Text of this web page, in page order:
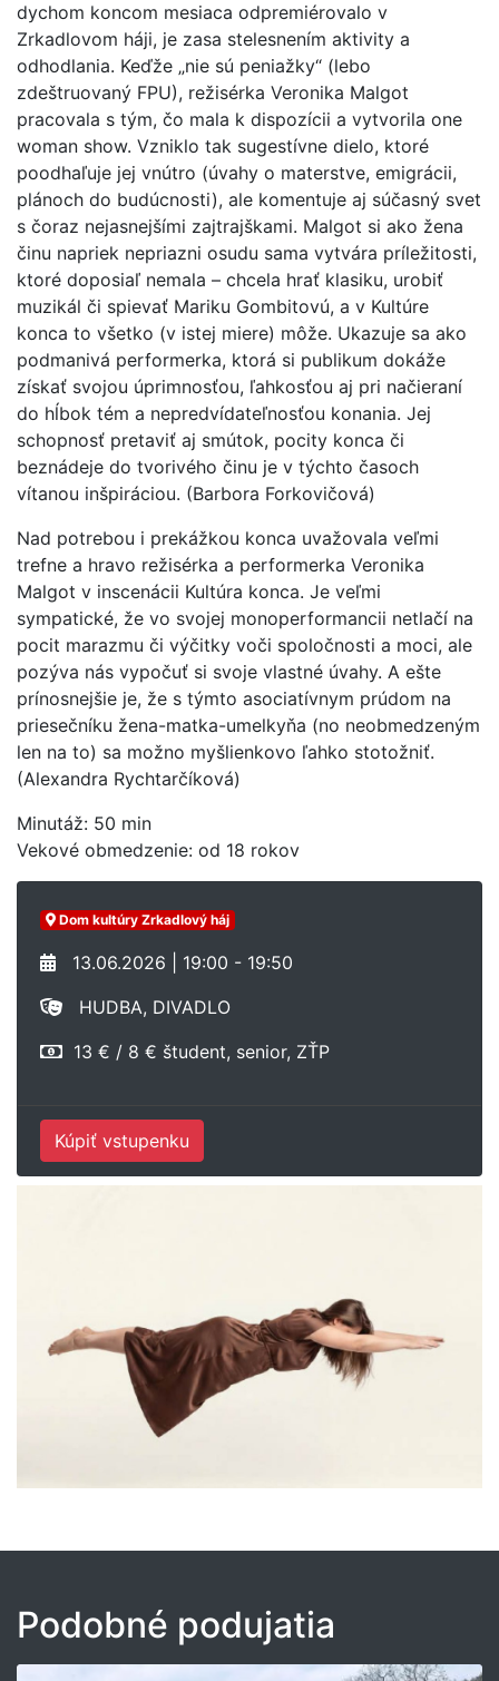
dychom koncom mesiaca odpremiérovalo v
Zrkadlovom háji, je zasa stelesnením aktivity a
odhodlania. Keďže „nie sú peniažky“ (lebo
zdeštruovaný FPU), režisérka Veronika Malgot
pracovala s tým, čo mala k dispozícii a vytvorila one
woman show. Vzniklo tak sugestívne dielo, ktoré
poodhaľuje jej vnútro (úvahy o materstve, emigrácii,
plánoch do budúcnosti), ale komentuje aj súčasný svet
s čoraz nejasnejšími zajtrajškami. Malgot si ako žena
činu napriek nepriazni osudu sama vytvára príležitosti,
ktoré doposiaľ nemala – chcela hrať klasiku, urobiť
muzikál či spievať Mariku Gombitovú, a v Kultúre
konca to všetko (v istej miere) môže. Ukazuje sa ako
podmanivá performerka, ktorá si publikum dokáže
získať svojou úprimnosťou, ľahkosťou aj pri načieraní
do hĺbok tém a nepredvídateľnosťou konania. Jej
schopnosť pretaviť aj smútok, pocity konca či
beznádeje do tvorivého činu je v týchto časoch
vítanou inšpiráciou. (Barbora Forkovičová)
Nad potrebou i prekážkou konca uvažovala veľmi
trefne a hravo režisérka a performerka Veronika
Malgot v inscenácii Kultúra konca. Je veľmi
sympatické, že vo svojej monoperformancii netlačí na
pocit marazmu či výčitky voči spoločnosti a moci, ale
pozýva nás vypočuť si svoje vlastné úvahy. A ešte
prínosnejšie je, že s týmto asociatívnym prúdom na
priesečníku žena-matka-umelkyňa (no neobmedzeným
len na to) sa možno myšlienkovo ľahko stotožniť.
(Alexandra Rychtarčíková)
Minutáž: 50 min
Vekové obmedzenie: od 18 rokov
Dom kultúry Zrkadlový háj
13.06.2026 | 19:00 - 19:50
HUDBA, DIVADLO
13 € / 8 € študent, senior, ZŤP
Kúpiť vstupenku
Podobné podujatia